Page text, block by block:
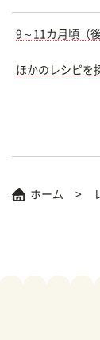
9～11カ月頃（
ほかのレシピを
ホーム